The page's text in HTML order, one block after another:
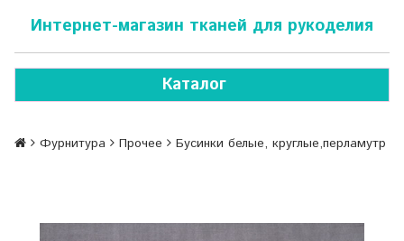
Интернет-магазин тканей для рукоделия
Каталог
Фурнитура Прочее Бусинки белые, круглые,перламутр